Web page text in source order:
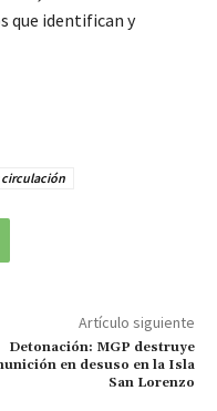
que identifican y
circulación
Artículo siguiente
Detonación: MGP destruye
en desuso en la Isla
San Lorenzo